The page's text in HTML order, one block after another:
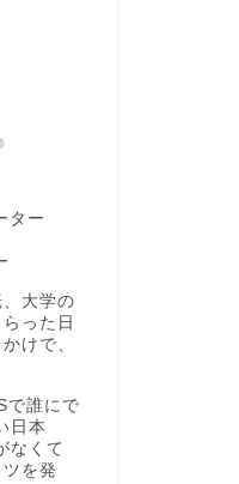
ター
大学の
った日
けで、
で誰にで
日本
なくて
を発